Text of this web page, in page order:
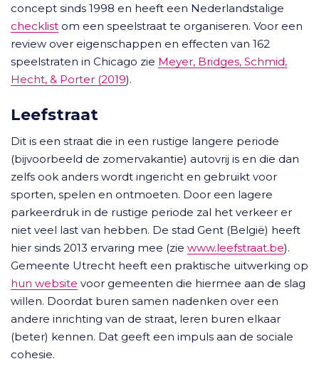
concept sinds 1998 en heeft een Nederlandstalige
checklist om een speelstraat te organiseren. Voor een
review over eigenschappen en effecten van 162
speelstraten in Chicago zie Meyer, Bridges, Schmid,
Hecht, & Porter (2019).
Leefstraat
Dit is een straat die in een rustige langere periode
(bijvoorbeeld de zomervakantie) autovrij is en die dan
zelfs ook anders wordt ingericht en gebruikt voor
sporten, spelen en ontmoeten. Door een lagere
parkeerdruk in de rustige periode zal het verkeer er
niet veel last van hebben. De stad Gent (België) heeft
hier sinds 2013 ervaring mee (zie www.leefstraat.be).
Gemeente Utrecht heeft een praktische uitwerking op
hun website voor gemeenten die hiermee aan de slag
willen. Doordat buren samen nadenken over een
andere inrichting van de straat, leren buren elkaar
(beter) kennen. Dat geeft een impuls aan de sociale
cohesie.